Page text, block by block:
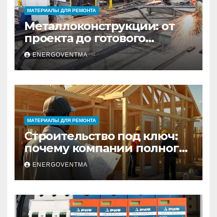
МАТЕРИАЛЫ ДЛЯ РЕМОНТА
Металлоконструкции: от
проекта до готового
изделия – полный
практический гид
ENERGOVENTMA
МАТЕРИАЛЫ ДЛЯ РЕМОНТА
Строительство под ключ:
почему компании полного
цикла меняют рынок
недвижимости
ENERGOVENTMA